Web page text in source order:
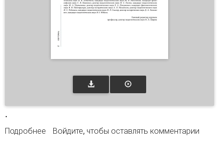
.
Подробнее о От главного редактора
Войдите, чтобы оставлять комментарии